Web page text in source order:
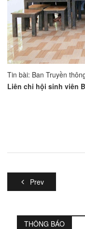
Tin bài: Ban Truyền
Liên chi hội sinh viên
Prev
THÔNG BÁO